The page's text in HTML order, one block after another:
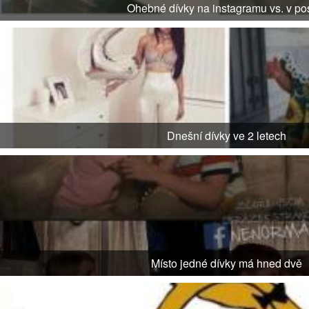
Ohebné dívky na instagramu vs. v
Dnešní dívky ve 2 letech
Místo jedné dívky má hned dvě